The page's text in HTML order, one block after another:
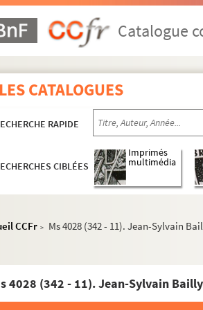
Catalogue
LES CATALOGUES
RAPIDE
CIBLÉES
Imprimés
multimédia
CCFr > Ms 4028 (342 - 11). Jean-Sylvain
4028 (342 - 11). Jean-Sylvain Bailly